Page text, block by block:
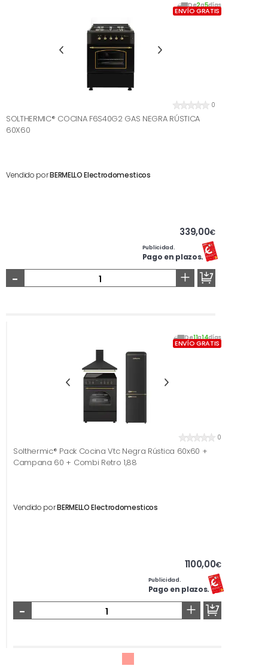
De2a5días
ENVÍO GRATIS
0
SOLTHERMIC® COCINA F6S40G2 GAS NEGRA RÚSTICA
60X60
Vendido porBERMELLO Electrodomesticos
339,00€
Publicidad.
Pago en plazos.
- +
De11a14días
ENVÍO GRATIS
0
Solthermic® Pack Cocina Vtc Negra Rústica 60x60 +
Campana 60 + Combi Retro 1,88
Vendido porBERMELLO Electrodomesticos
1100,00€
Publicidad.
Pago en plazos.
- +